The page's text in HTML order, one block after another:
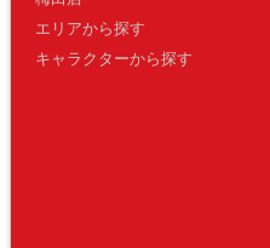
エリアから探す
キャラクターから探す